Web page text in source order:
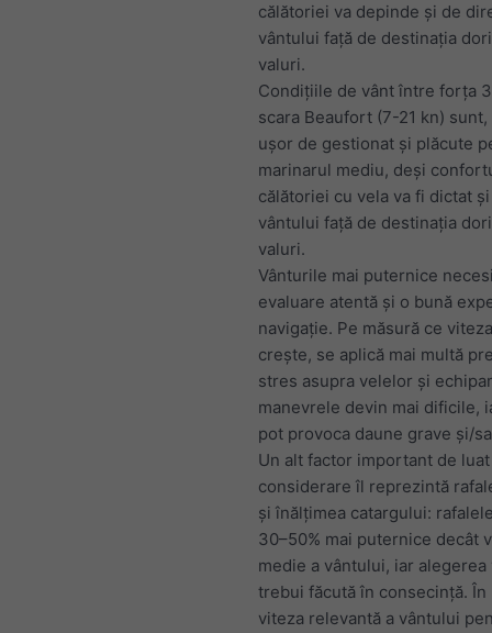
călătoriei va depinde și de
vântului față de destinația
valuri.
Condițiile de vânt între forța
scara Beaufort (7-21 kn)
ușor de gestionat și plăcute
marinarul mediu, deși
călătoriei cu vela va fi dictat
vântului față de destinația
valuri.
Vânturile mai puternice
evaluare atentă și o bună
navigație. Pe măsură ce
crește, se aplică mai multă
stres asupra velelor și
manevrele devin mai dificile,
pot provoca daune grave și/
Un alt factor important de
considerare îl reprezintă
și înălțimea catargului:
30–50% mai puternice decât
medie a vântului, iar
trebui făcută în consecință. În
viteza relevantă a vântului